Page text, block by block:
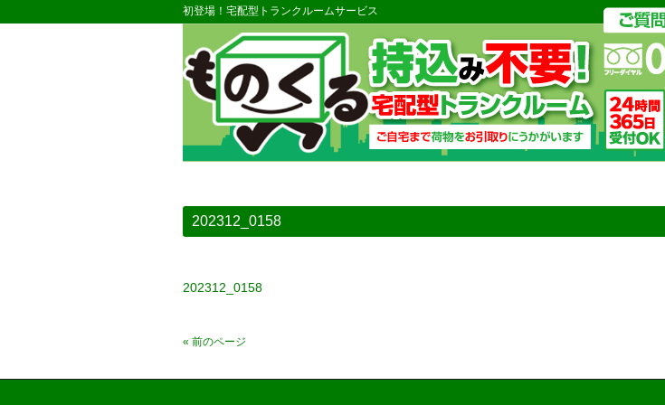
初登場！宅配型トランクルームサービス
202312_0158
202312_0158
« 前のページ